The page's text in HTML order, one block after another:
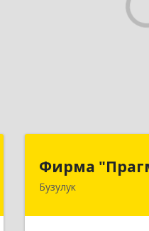
Фирма
Бузулук